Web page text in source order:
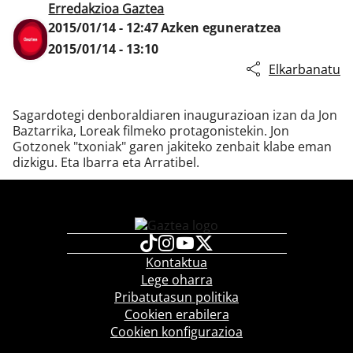
Erredakzioa Gaztea
2015/01/14 - 12:47Azken eguneratzea
2015/01/14 - 13:10
Elkarbanatu
Sagardotegi denboraldiaren inaugurazioan izan da Jon
Baztarrika, Loreak filmeko protagonistekin. Jon
Gotzonek "txoniak" garen jakiteko zenbait klabe eman
dizkigu. Eta Ibarra eta Arratibel.
Kontaktua
Lege oharra
Pribatutasun politika
Cookien erabilera
Cookien konfigurazioa